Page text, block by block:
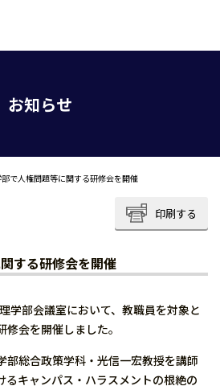
お知らせ
で人権問題等に関する研修会を開催
印刷する
する研修会を開催
学部会議室において、教職員を対象と
会を開催しました。
総合政策学科・光信一宏教授を講師
るキャンパス・ハラスメントの根絶の